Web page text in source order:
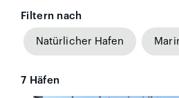
Filtern nach
Natürlicher Hafen
7 Häfen